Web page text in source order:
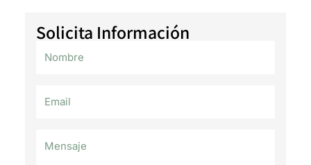
Solicita Información